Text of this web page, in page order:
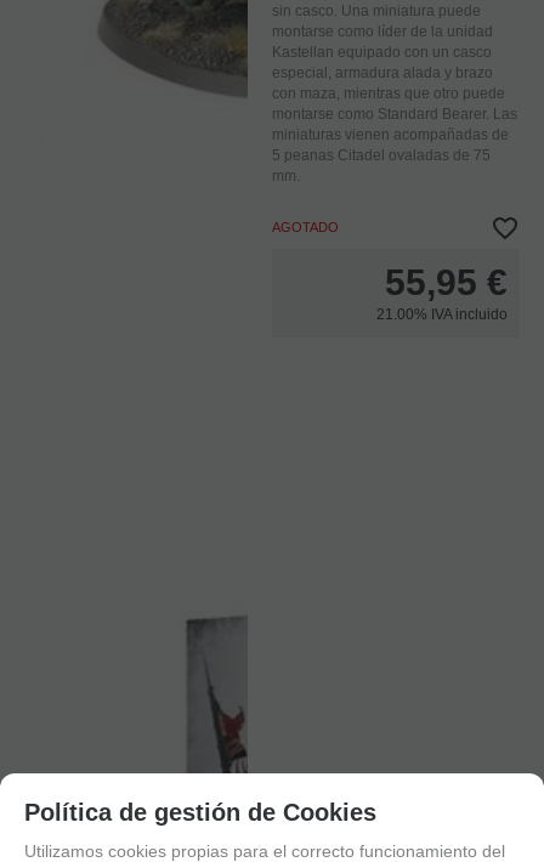
sin casco. Una miniatura puede
montarse como líder de la unidad
Kastellan equipado con un casco
especial, armadura alada y brazo
con maza, mientras que otro puede
montarse como Standard Bearer. Las
miniaturas vienen acompañadas de
5 peanas Citadel ovaladas de 75
mm.
AGOTADO
55,95 €
21.00% IVA incluido
Política de gestión de Cookies
Utilizamos cookies propias para el correcto funcionamiento del